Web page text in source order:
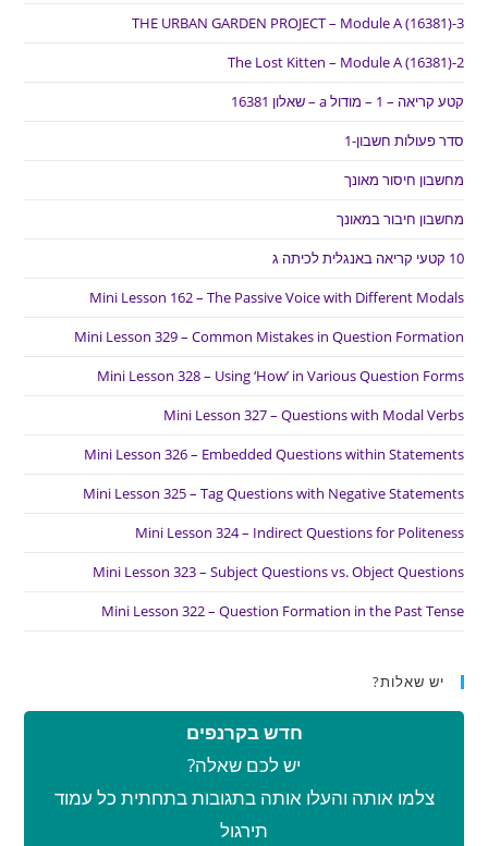
THE URBAN GARDEN PROJECT – Module A (16381)-3
The Lost Kitten – Module A (16381)-2
קטע קריאה – 1 – מודול a – שאלון 16381
סדר פעולות חשבון-1
מחשבון חיסור מאונך
מחשבון חיבור במאונך
10 קטעי קריאה באנגלית לכיתה ג
Mini Lesson 162 – The Passive Voice with Different Modals
Mini Lesson 329 – Common Mistakes in Question Formation
Mini Lesson 328 – Using ‘How’ in Various Question Forms
Mini Lesson 327 – Questions with Modal Verbs
Mini Lesson 326 – Embedded Questions within Statements
Mini Lesson 325 – Tag Questions with Negative Statements
Mini Lesson 324 – Indirect Questions for Politeness
Mini Lesson 323 – Subject Questions vs. Object Questions
Mini Lesson 322 – Question Formation in the Past Tense
יש שאלות?
חדש בקרנפים
יש לכם שאלה?
צלמו אותה והעלו אותה בתגובות בתחתית כל עמוד
תירגול